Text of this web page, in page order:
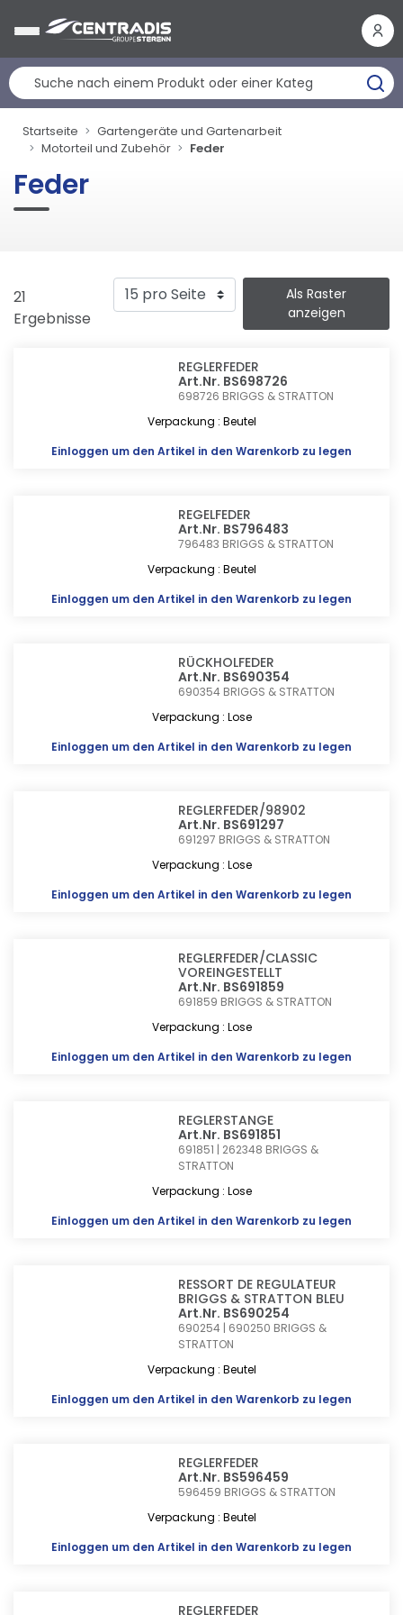
Startseite
Gartengeräte und Gartenarbeit
Motorteil und Zubehör
Feder
Feder
21
Ergebnisse
Als Raster
anzeigen
REGLERFEDER
Art.Nr. BS698726
698726 BRIGGS & STRATTON
Verpackung : Beutel
Einloggen um den Artikel in den Warenkorb zu legen
REGELFEDER
Art.Nr. BS796483
796483 BRIGGS & STRATTON
Verpackung : Beutel
Einloggen um den Artikel in den Warenkorb zu legen
RÜCKHOLFEDER
Art.Nr. BS690354
690354 BRIGGS & STRATTON
Verpackung : Lose
Einloggen um den Artikel in den Warenkorb zu legen
REGLERFEDER/98902
Art.Nr. BS691297
691297 BRIGGS & STRATTON
Verpackung : Lose
Einloggen um den Artikel in den Warenkorb zu legen
REGLERFEDER/CLASSIC
VOREINGESTELLT
Art.Nr. BS691859
691859 BRIGGS & STRATTON
Verpackung : Lose
Einloggen um den Artikel in den Warenkorb zu legen
REGLERSTANGE
Art.Nr. BS691851
691851 | 262348 BRIGGS &
STRATTON
Verpackung : Lose
Einloggen um den Artikel in den Warenkorb zu legen
RESSORT DE REGULATEUR
BRIGGS & STRATTON BLEU
Art.Nr. BS690254
690254 | 690250 BRIGGS &
STRATTON
Verpackung : Beutel
Einloggen um den Artikel in den Warenkorb zu legen
REGLERFEDER
Art.Nr. BS596459
596459 BRIGGS & STRATTON
Verpackung : Beutel
Einloggen um den Artikel in den Warenkorb zu legen
REGLERFEDER